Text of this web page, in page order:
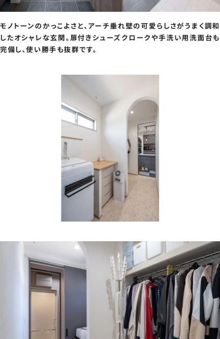
モノトーンのかっこよさと、アーチ垂れ壁の可愛らしさがうまく調和
したオシャレな玄関。扉付きシューズクロークや手洗い用洗面台も
完備し、使い勝手も抜群です。